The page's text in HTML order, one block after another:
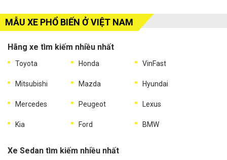
MẪU XE PHỔ BIẾN Ở VIỆT NAM
Hãng xe tìm kiếm nhiều nhất
Toyota Honda VinFast
Mitsubishi Mazda Hyundai
Mercedes Peugeot Lexus
Kia Ford BMW
Xe Sedan tìm kiếm nhiều nhất